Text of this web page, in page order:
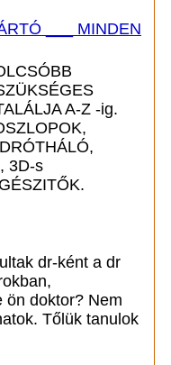
___ MINDEN
A-Z -ig.
3D-s
dr-ként a dr
ön doktor? Nem
Tőlük tanulok